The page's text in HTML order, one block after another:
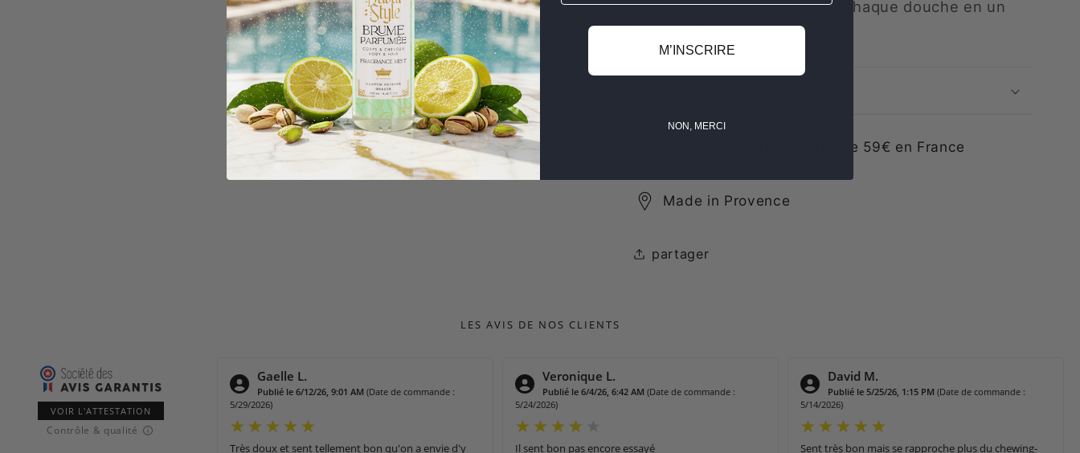
quotidienne qui transforme chaque douche en un
moment de pur plaisir.
Livraison offerte à partir de 59€ en France
Made in Provence
partager
LES AVIS DE NOS CLIENTS
VOIR L'ATTESTATION
Contrôle & qualité
6/12/26, 9:01 AM (Date de commande :
Veronique L.
Publié le 6/4/26, 6:42 AM (Date de commande :
5/24/2026)
Il sent bon pas encore essayé
David M.
Publié le 5/25/26, 1:15 PM (Date de commande :
5/14/2026)
Sent très bon mais se rapproche plus du chewing-
Philomene Sylvie N.
Publié le 4/26/26, 8:00 PM (Date de commande :
4/16/2026)
Odeur délicieuse
M’INSCRIRE
NON, MERCI